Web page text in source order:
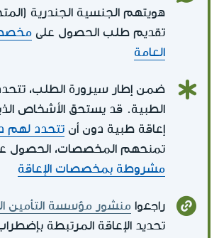
هويتهم الجنسية الجندرية
تقديم طلب الحصول على
العامة
ضمن إطار سيرورة الطلب،
الطبية. قد يستحق الأشخاص
إعاقة طبية دون أن تتحدد لهم
تمنحهم المخصصات، الحصول
مشروطة بمخصصات الإعاقة
راجعوا منشور مؤسسة التأمين
تحديد الإعاقة المرتبطة